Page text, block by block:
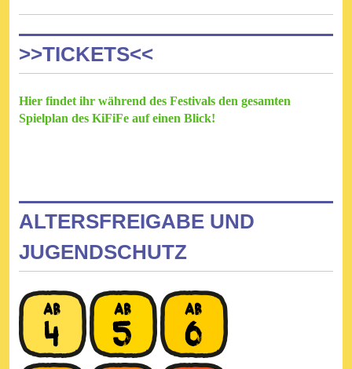
>>TICKETS<<
Hier findet ihr während des Festivals den gesamten
Spielplan des KiFiFe auf einen Blick!
ALTERSFREIGABE UND
JUGENDSCHUTZ